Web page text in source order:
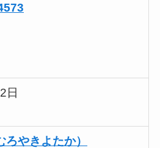
日
やきよたか）